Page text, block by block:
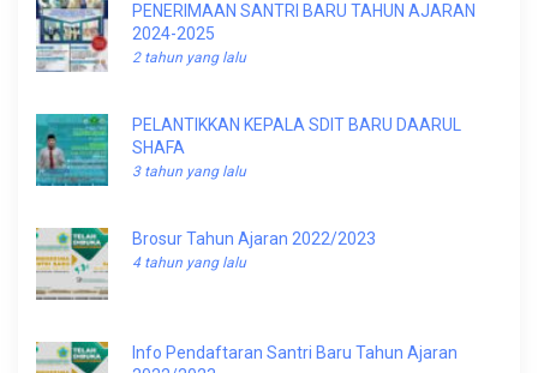
PENERIMAAN SANTRI BARU TAHUN AJARAN
2024-2025
2 tahun yang lalu
PELANTIKKAN KEPALA SDIT BARU DAARUL
SHAFA
3 tahun yang lalu
Brosur Tahun Ajaran 2022/2023
4 tahun yang lalu
Info Pendaftaran Santri Baru Tahun Ajaran